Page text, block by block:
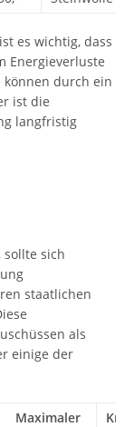
es wichtig, dass
Energieverluste
können durch ein
ist die
langfristig
sollte sich
staatlichen
als
einige der
Maximaler